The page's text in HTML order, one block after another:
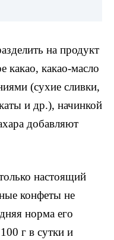
на продукт
какао, какао-масло
(сухие сливки,
и др.), начинкой
добавляют
настоящий
конфеты не
норма его
г в сутки и